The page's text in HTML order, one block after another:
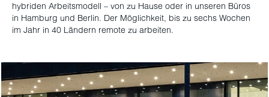
hybriden Arbeitsmodell – von zu Hause oder in unseren Büros
in Hamburg und Berlin. Der Möglichkeit, bis zu sechs Wochen
im Jahr in 40 Ländern remote zu arbeiten.